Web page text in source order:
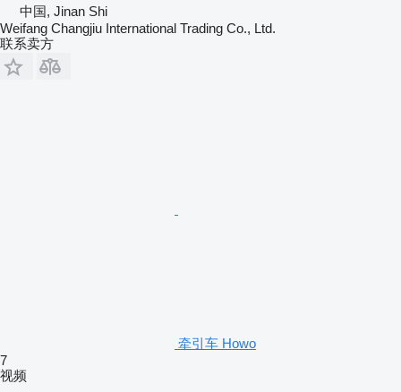
中国, Jinan Shi
Weifang Changjiu International Trading Co., Ltd.
联系卖方
牵引车 Howo
7
视频